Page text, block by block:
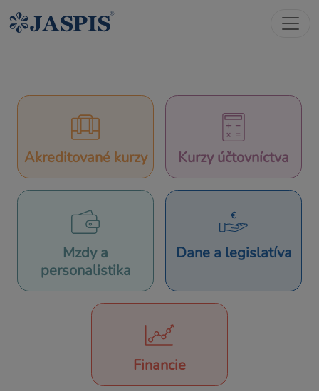
Akreditované kurzy Kurzy účtovníctva
Mzdy a
personalistika
Dane a legislatíva
Financie